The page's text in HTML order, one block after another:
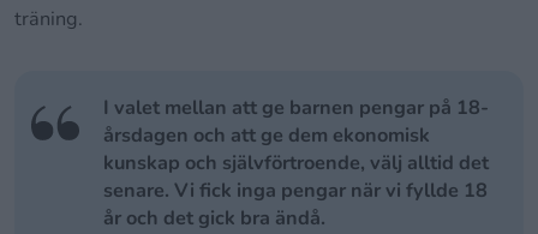
träning.
I valet mellan att ge barnen pengar på 18-
årsdagen och att ge dem ekonomisk
kunskap och självförtroende, välj alltid det
senare. Vi fick inga pengar när vi fyllde 18
år och det gick bra ändå.